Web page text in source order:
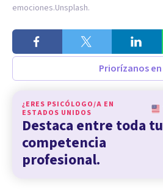
emociones.Unsplash.
Priorízanos en
¿ERES PSICÓLOGO/A EN
ESTADOS UNIDOS
Destaca entre toda tu
competencia
profesional.